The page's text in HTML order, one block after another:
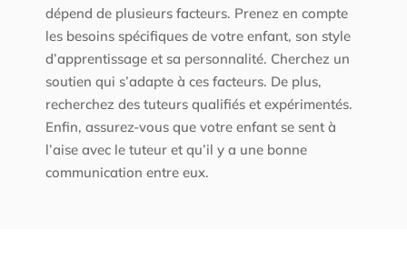
dépend de plusieurs facteurs. Prenez en compte
les besoins spécifiques de votre enfant, son style
d’apprentissage et sa personnalité. Cherchez un
soutien qui s’adapte à ces facteurs. De plus,
recherchez des tuteurs qualifiés et expérimentés.
Enfin, assurez-vous que votre enfant se sent à
l’aise avec le tuteur et qu’il y a une bonne
communication entre eux.